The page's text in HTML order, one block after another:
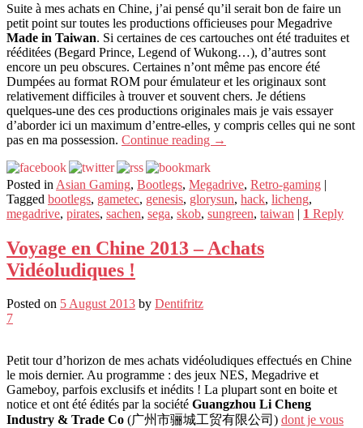
Suite à mes achats en Chine, j’ai pensé qu’il serait bon de faire un
petit point sur toutes les productions officieuses pour Megadrive
Made in Taiwan. Si certaines de ces cartouches ont été traduites et
rééditées (Begard Prince, Legend of Wukong…), d’autres sont
encore un peu obscures. Certaines n’ont même pas encore été
Dumpées au format ROM pour émulateur et les originaux sont
relativement difficiles à trouver et souvent chers. Je détiens
quelques-une des ces productions originales mais je vais essayer
d’aborder ici un maximum d’entre-elles, y compris celles qui ne sont
pas en ma possession. Continue reading →
Posted in Asian Gaming, Bootlegs, Megadrive, Retro-gaming |
Tagged bootlegs, gametec, genesis, glorysun, hack, licheng,
megadrive, pirates, sachen, sega, skob, sungreen, taiwan | 1 Reply
Voyage en Chine 2013 – Achats
Vidéoludiques !
Posted on 5 August 2013 by Dentifritz
7
Petit tour d’horizon de mes achats vidéoludiques effectués en Chine
le mois dernier. Au programme : des jeux NES, Megadrive et
Gameboy, parfois exclusifs et inédits ! La plupart sont en boite et
notice et ont été édités par la société Guangzhou Li Cheng
Industry & Trade Co (广州市骊城工贸有限公司) dont je vous